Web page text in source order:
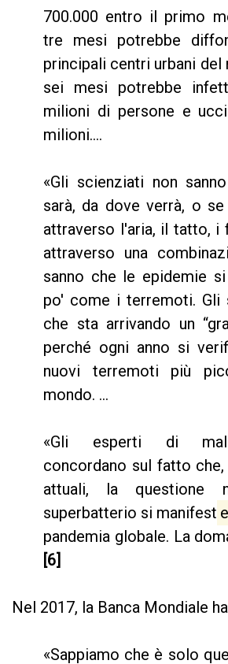
700.000 entro il primo
tre mesi potrebbe
principali centri urbani del
sei mesi potrebbe
milioni di persone e
milioni....
«Gli scienziati non
sarà, da dove verrà, o
attraverso l'aria, il tatto, i
attraverso una
sanno che le epidemie
po' come i terremoti. Gli
che sta arrivando un
perché ogni anno si
nuovi terremoti più
mondo. ...
«Gli esperti di
concordano sul fatto
attuali, la
superbatterio si manifest
pandemia globale. La
[6]
Nel 2017, la Banca Mondiale
«Sappiamo che è solo